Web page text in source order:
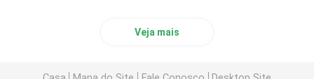
Veja mais